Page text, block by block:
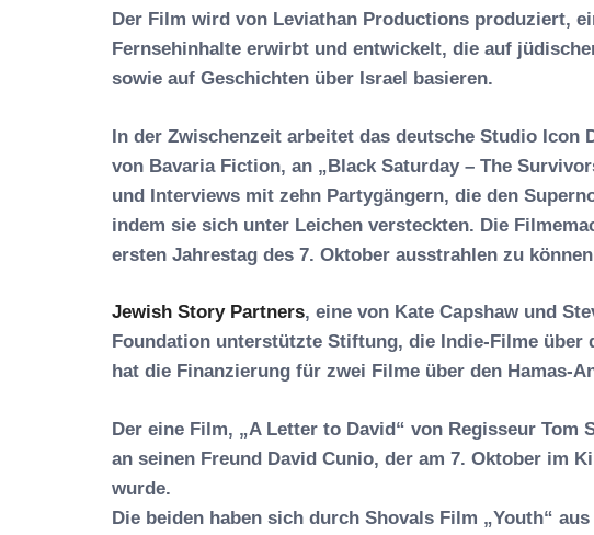
Der Film wird von Leviathan Productions produziert,
Fernsehinhalte erwirbt und entwickelt, die auf
sowie auf Geschichten über Israel basieren.
In der Zwischenzeit arbeitet das deutsche Studio Icon
von Bavaria Fiction, an „Black Saturday – The
und Interviews mit zehn Partygängern, die den
indem sie sich unter Leichen versteckten. Die
ersten Jahrestag des 7. Oktober ausstrahlen zu
Jewish Story Partners, eine von Kate Capshaw und
Foundation unterstützte Stiftung, die Indie-Filme über
hat die Finanzierung für zwei Filme über den Hamas-
Der eine Film, „A Letter to David“ von Regisseur
an seinen Freund David Cunio, der am 7. Oktober im
wurde.
Die beiden haben sich durch Shovals Film „Youth“